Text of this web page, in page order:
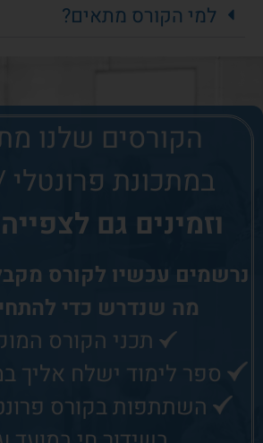
למי הקורס מתאים?
הקורסים שלנו
במתכונת פרונטלי
וזמינים גם
נרשמים עכשיו לקורס
מה שנדרש כדי
תכני הקורס
ספר לימוד ישלח אליך
השתתפות בקורס